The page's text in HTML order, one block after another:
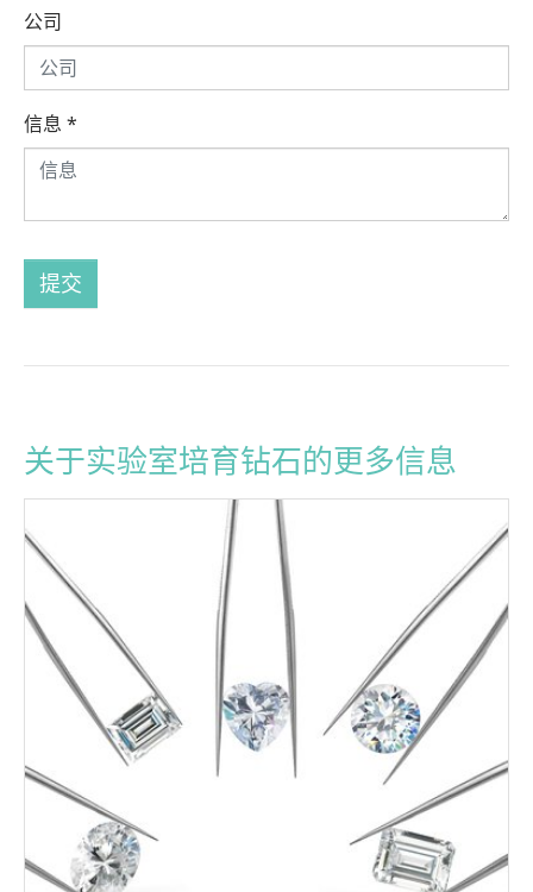
公司
信息 *
提交
关于实验室培育钻石的更多信息